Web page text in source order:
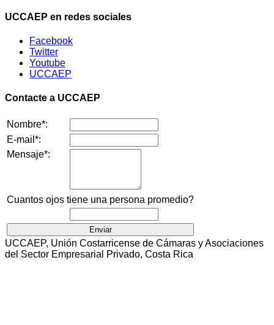
UCCAEP en redes sociales
Facebook
Twitter
Youtube
UCCAEP
Contacte a UCCAEP
Nombre*:
E-mail*:
Mensaje*:
Cuantos ojos tiene una persona promedio?
UCCAEP, Unión Costarricense de Cámaras y Asociaciones
del Sector Empresarial Privado, Costa Rica